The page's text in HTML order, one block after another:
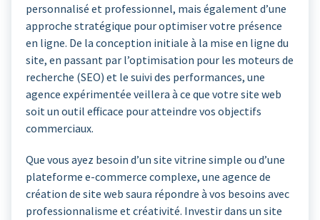
personnalisé et professionnel, mais également d’une
approche stratégique pour optimiser votre présence
en ligne. De la conception initiale à la mise en ligne du
site, en passant par l’optimisation pour les moteurs de
recherche (SEO) et le suivi des performances, une
agence expérimentée veillera à ce que votre site web
soit un outil efficace pour atteindre vos objectifs
commerciaux.
Que vous ayez besoin d’un site vitrine simple ou d’une
plateforme e-commerce complexe, une agence de
création de site web saura répondre à vos besoins avec
professionnalisme et créativité. Investir dans un site